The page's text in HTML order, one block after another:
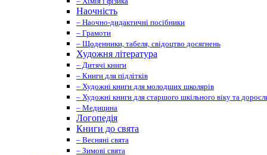
Наочність
– Наочно-дидактичні посібники
– Грамоти
– Щоденники, табеля, свідоцтво досягнень
Художня література
– Дитячі книги
– Книги для підлітків
– Художні книги для молодших школярів
– Художні книги для старшого шкільного віку та
– Медицина
Логопедія
Книги до свята
– Весняні свята
– Зимові свята